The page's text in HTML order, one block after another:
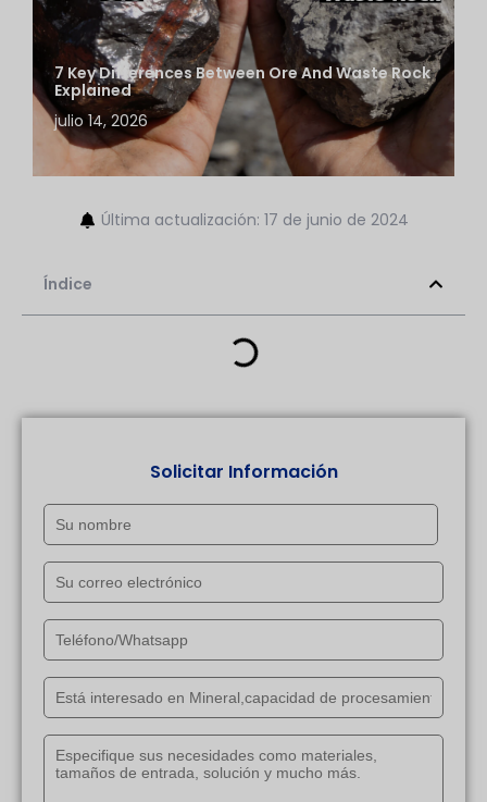
7 Key Differences Between Ore And Waste Rock
Explained
julio 14, 2026
Última actualización: 17 de junio de 2024
Índice
Solicitar Información